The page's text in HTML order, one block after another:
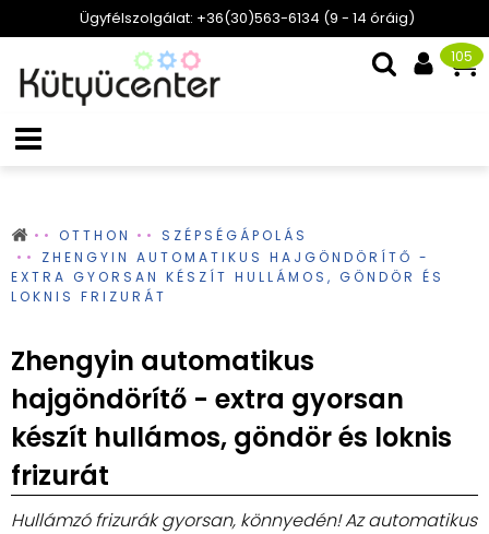
Ügyfélszolgálat: +36(30)563-6134 (9 - 14 óráig)
105
OTTHON
SZÉPSÉGÁPOLÁS
ZHENGYIN AUTOMATIKUS HAJGÖNDÖRÍTŐ -
EXTRA GYORSAN KÉSZÍT HULLÁMOS, GÖNDÖR ÉS
LOKNIS FRIZURÁT
Zhengyin automatikus
hajgöndörítő - extra gyorsan
készít hullámos, göndör és loknis
frizurát
Hullámzó frizurák gyorsan, könnyedén! Az automatikus